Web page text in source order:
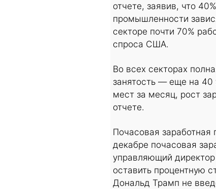
отчете, заявив, что
промышленности
секторе почти 70%
спроса США.
Во всех секторах
занятость — еще на 40
мест за месяц, рост
отчете.
Почасовая заработная
декабре почасовая
управляющий
оставить процентную
Дональд Трамп не